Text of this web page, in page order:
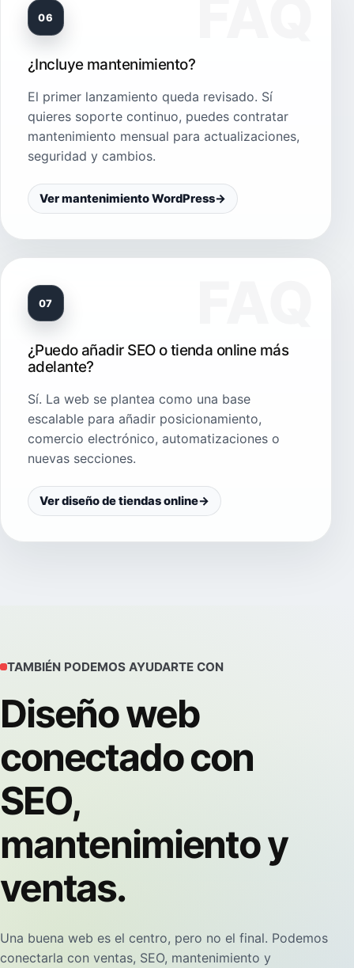
06
¿Incluye mantenimiento?
El primer lanzamiento queda revisado. Sí
quieres soporte continuo, puedes contratar
mantenimiento mensual para actualizaciones,
seguridad y cambios.
Ver mantenimiento WordPress→
07
¿Puedo añadir SEO o tienda online más
adelante?
Sí. La web se plantea como una base
escalable para añadir posicionamiento,
comercio electrónico, automatizaciones o
nuevas secciones.
Ver diseño de tiendas online→
TAMBIÉN PODEMOS AYUDARTE CON
Diseño web
conectado con
SEO,
mantenimiento y
ventas.
Una buena web es el centro, pero no el final. Podemos
conectarla con ventas, SEO, mantenimiento y